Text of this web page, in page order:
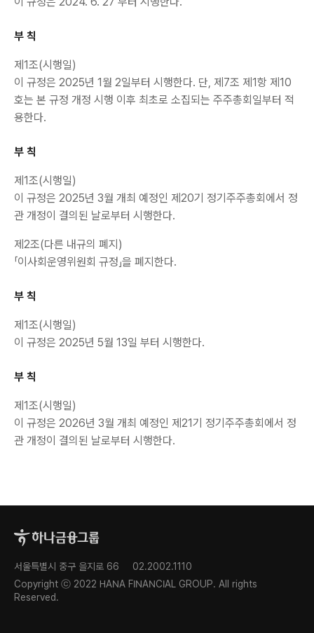
부 칙
제1조(시행일)
이 규정은 2025년 1월 2일부터 시행한다. 단, 제7조 제1항 제10
호는 본 규정 개정 시행 이후 최초로 소집되는 주주총회일부터 적
용한다.
부 칙
제1조(시행일)
이 규정은 2025년 3월 개최 예정인 제20기 정기주주총회에서 정
관 개정이 결의된 날로부터 시행한다.
제2조(다른 내규의 폐지)
「이사회운영위원회 규정」을 폐지한다.
부 칙
제1조(시행일)
이 규정은 2025년 5월 13일 부터 시행한다.
부 칙
제1조(시행일)
이 규정은 2026년 3월 개최 예정인 제21기 정기주주총회에서 정
관 개정이 결의된 날로부터 시행한다.
서울특별시 중구 을지로 66
02.2002.1110
Copyright ⓒ 2022 HANA FINANCIAL GROUP. All rights
Reserved.